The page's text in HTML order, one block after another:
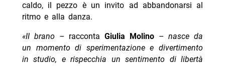
caldo, il pezzo è un invito ad abbandonarsi al
ritmo e alla danza.
«II brano – racconta Giulia Molino – nasce da
un momento di sperimentazione e divertimento
in studio, e rispecchia un sentimento di libertà